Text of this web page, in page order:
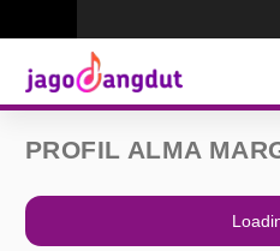
PROFIL ALMA